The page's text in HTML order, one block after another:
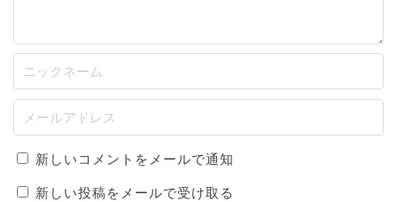
新しいコメントをメールで通知
新しい投稿をメールで受け取る